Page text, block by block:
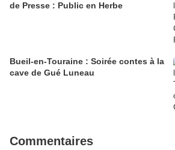
de Presse : Public en Herbe
Bueil-en-Touraine : Soirée contes à la
cave de Gué Luneau
Commentaires